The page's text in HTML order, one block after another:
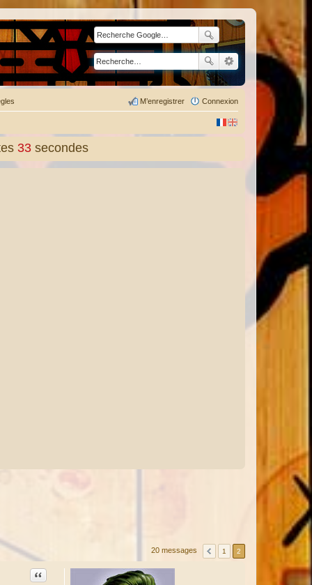
Connexion
M’enregistrer
34 secondes
20 messages 1 2
Citation